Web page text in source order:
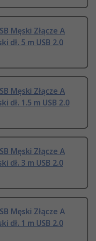
Męski Złącze A
dł. 5 m USB 2.0
Męski Złącze A
dł. 1.5 m USB 2.0
Męski Złącze A
dł. 3 m USB 2.0
Męski Złącze A
dł. 1 m USB 2.0